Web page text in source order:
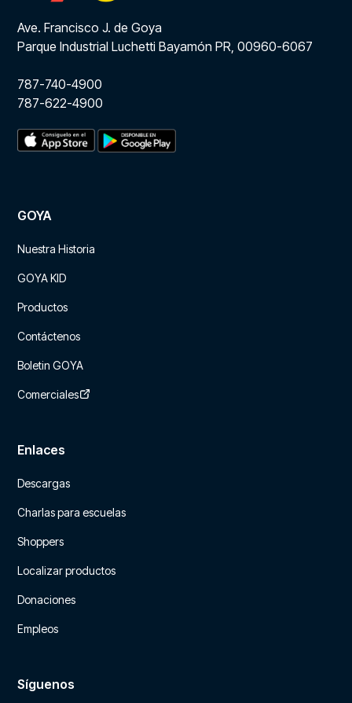
Ave. Francisco J. de Goya
Parque Industrial Luchetti Bayamón PR, 00960-6067
787-740-4900
787-622-4900
GOYA
Nuestra Historia
GOYA KID
Productos
Contáctenos
Boletin GOYA
Comerciales
Enlaces
Descargas
Charlas para escuelas
Shoppers
Localizar productos
Donaciones
Empleos
Síguenos